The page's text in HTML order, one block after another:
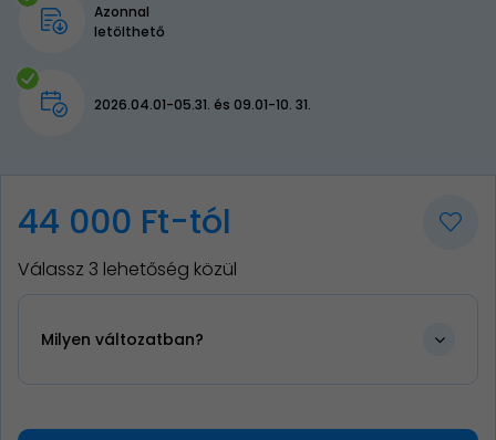
Azonnal
letölthető
2026.04.01-05.31. és 09.01-10. 31.
44 000 Ft-tól
Válassz 3 lehetőség közül
Milyen változatban?